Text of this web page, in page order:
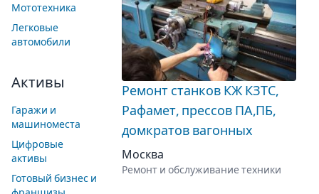
Мототехника
Легковые
автомобили
Активы
Гаражи и
машиноместа
Цифровые
активы
Готовый бизнес и
Ремонт станков КЖ КЗТС,
Рафамет, прессов ПА,ПБ,
домкратов вагонных
Москва
Ремонт и обслуживание техники